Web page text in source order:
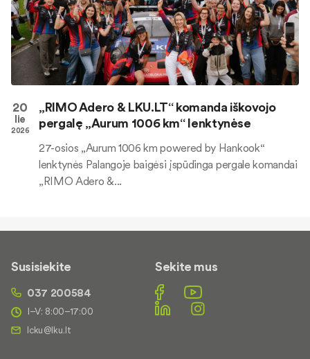
20
lie
2026
„RIMO Adero & LKU.LT“ komanda iškovojo
pergalę „Aurum 1006 km“ lenktynėse
27-osios „Aurum 1006 km powered by Hankook“
lenktynės Palangoje baigėsi įspūdinga pergale komandai
„RIMO Adero &...
Susisiekite
037 200584
I–V: 8:00–17:00
Sekite mus